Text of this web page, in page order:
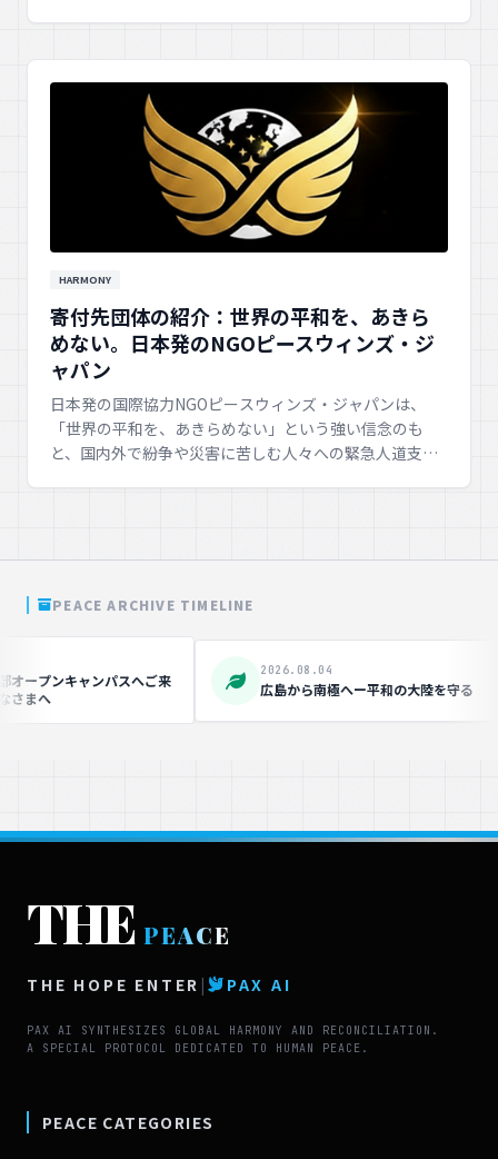
HARMONY
寄付先団体の紹介：世界の平和を、あきら
めない。日本発のNGOピースウィンズ・ジ
ャパン
日本発の国際協力NGOピースウィンズ・ジャパンは、
「世界の平和を、あきらめない」という強い信念のも
と、国内外で紛争や災害に苦しむ人々への緊急人道支援
PEACE ARCHIVE TIMELINE
衆文化交流委員
断幕を掲げる
国連本部で子どもたちが「平和」「AI」提言
へ 小池知事を表敬訪問
THE PEACE
THE HOPE ENTER | PAX AI
PAX AI SYNTHESIZES GLOBAL HARMONY AND RECONCILIATION.
A SPECIAL PROTOCOL DEDICATED TO HUMAN PEACE.
PEACE CATEGORIES